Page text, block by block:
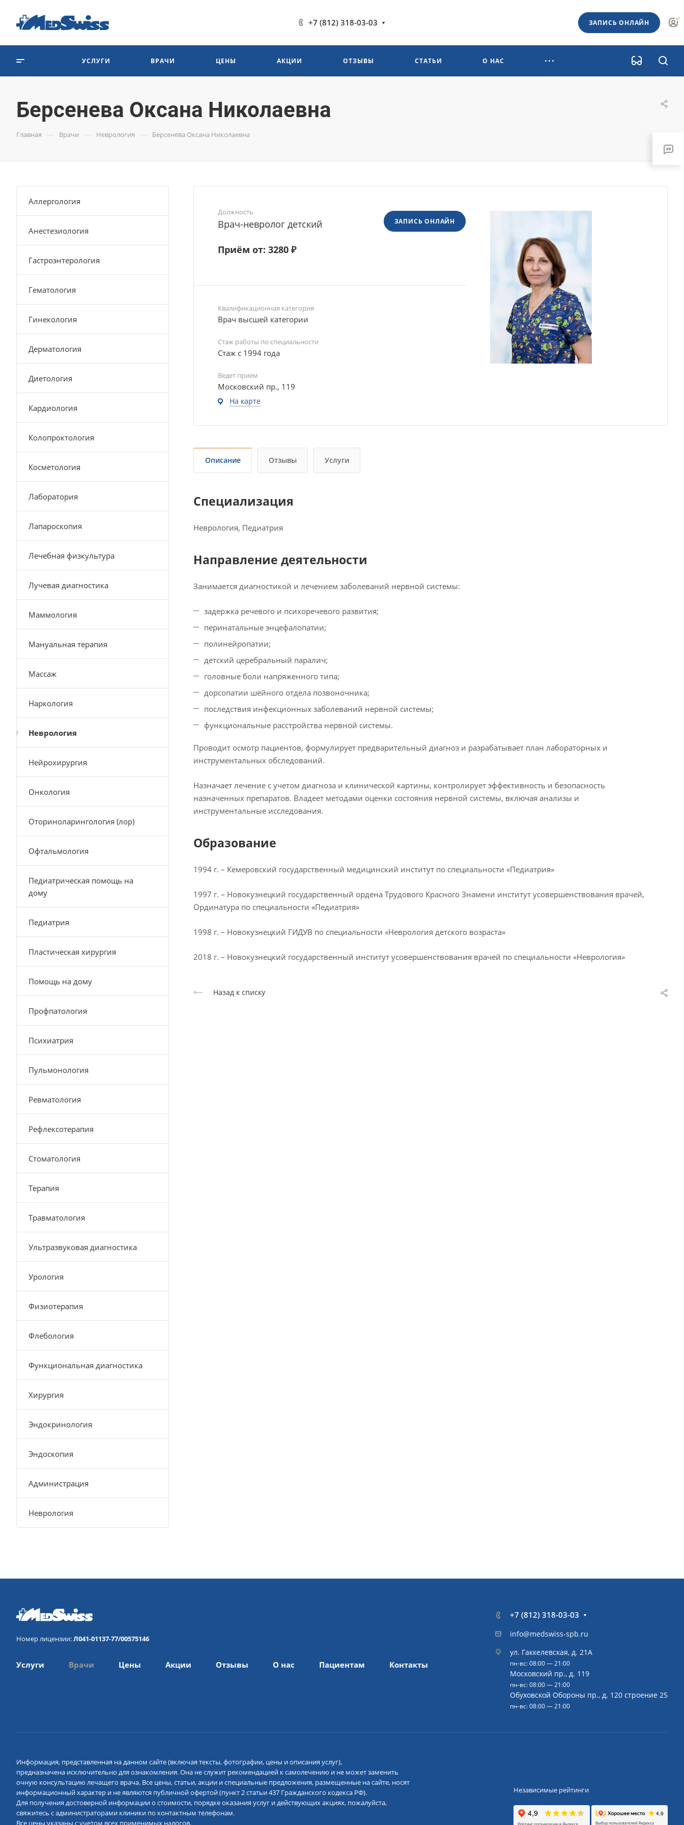
+7 (812) 318-03-03 ЗАПИСЬ ОНЛАЙН
УСЛУГИ ВРАЧИ ЦЕНЫ АКЦИИ ОТЗЫВЫ СТАТЬИ О НАС
Берсенева Оксана Николаевна
Главная — Врачи — Неврология — Берсенева Оксана Николаевна
Должность
Врач-невролог детский
Приём от: 3280 ₽
ЗАПИСЬ ОНЛАЙН
Квалификационная категория
Врач высшей категории
Стаж работы по специальности
Стаж с 1994 года
Ведет прием
Московский пр., 119
На карте
Описание Отзывы Услуги
Специализация
Неврология, Педиатрия
Направление деятельности
Занимается диагностикой и лечением заболеваний нервной системы:
задержка речевого и психоречевого развития;
перинатальные энцефалопатии;
полинейропатии;
детский церебральный паралич;
головные боли напряженного типа;
дорсопатии шейного отдела позвоночника;
последствия инфекционных заболеваний нервной системы;
функциональные расстройства нервной системы.
Проводит осмотр пациентов, формулирует предварительный диагноз и разрабатывает план лабораторных и
инструментальных обследований.
Назначает лечение с учетом диагноза и клинической картины, контролирует эффективность и безопасность
назначенных препаратов. Владеет методами оценки состояния нервной системы, включая анализы и
инструментальные исследования.
Образование
1994 г. – Кемеровский государственный медицинский институт по специальности «Педиатрия»
1997 г. – Новокузнецкий государственный ордена Трудового Красного Знамени институт усовершенствования врачей,
Ординатура по специальности «Педиатрия»
1998 г. – Новокузнецкий ГИДУВ по специальности «Неврология детского возраста»
2018 г. – Новокузнецкий государственный институт усовершенствования врачей по специальности «Неврология»
Назад к списку
Аллергология
Анестезиология
Гастроэнтерология
Гематология
Гинекология
Дерматология
Диетология
Кардиология
Колопроктология
Косметология
Лаборатория
Лапароскопия
Лечебная физкультура
Лучевая диагностика
Маммология
Мануальная терапия
Массаж
Наркология
Неврология
Нейрохирургия
Онкология
Оториноларингология (лор)
Офтальмология
Педиатрическая помощь на
дому
Педиатрия
Пластическая хирургия
Помощь на дому
Профпатология
Психиатрия
Пульмонология
Ревматология
Рефлексотерапия
Стоматология
Терапия
Травматология
Ультразвуковая диагностика
Урология
Физиотерапия
Флебология
Функциональная диагностика
Хирургия
Эндокринология
Эндоскопия
Администрация
Неврология
Номер лицензии:Л041-01137-77/00575146
Услуги Врачи Цены Акции Отзывы О нас Пациентам Контакты
+7 (812) 318-03-03
info@medswiss-spb.ru
ул. Гаккелевская, д. 21А
пн-вс: 08:00 — 21:00
Московский пр., д. 119
пн-вс: 08:00 — 21:00
Обуховской Обороны пр., д. 120 строение 25
пн-вс: 08:00 — 21:00
Информация, представленная на данном сайте (включая тексты, фотографии, цены и описания услуг),
предназначена исключительно для ознакомления. Она не служит рекомендацией к самолечению и не может заменить
очную консультацию лечащего врача. Все цены, статьи, акции и специальные предложения, размещенные на сайте, носят
информационный характер и не являются публичной офертой (пункт 2 статьи 437 Гражданского кодекса РФ).
Для получения достоверной информации о стоимости, порядке оказания услуг и действующих акциях, пожалуйста,
свяжитесь с администраторами клиники по контактным телефонам.
Все цены указаны с учетом всех применимых налогов.
Независимые рейтинги